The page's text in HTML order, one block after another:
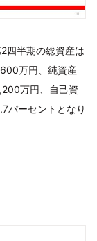
四半期の総資産は
万円、純資産
万円、自己資
パーセントとなり